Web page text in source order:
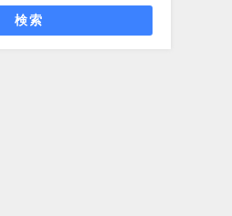
検索